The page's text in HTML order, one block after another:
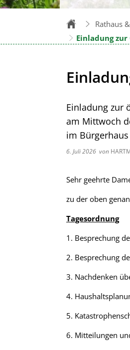
Rathaus
Einladung
Einladung zur
am Mittwoch
im
6. Juli 2026 von
Sehr geehrte
zu der oben
Tagesordnung
1. Besprechung
2. Besprechung
3. Nachdenken
4.
5.
6. Mitteilungen